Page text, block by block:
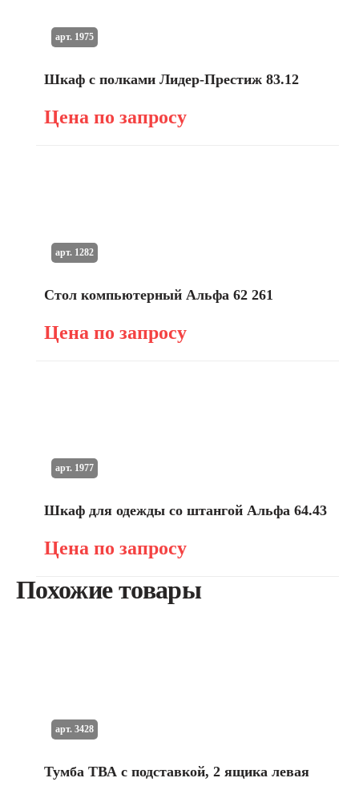
Шкаф с полками Лидер-Престиж 83.12
Цена по запросу
арт. 1975
Стол компьютерный Альфа 62 261
Цена по запросу
арт. 1282
Шкаф для одежды со штангой Альфа 64.43
Цена по запросу
арт. 1977
Похожие товары
Тумба ТВА с подставкой, 2 ящика левая
арт. 3428